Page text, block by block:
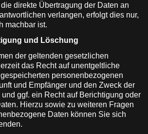
direkte Übertragung der Daten an
verlangen, erfolgt dies nur,
machbar ist.
und Löschung
der geltenden gesetzlichen
das Recht auf unentgeltliche
personenbezogenen
und Empfänger und den Zweck der
ggf. ein Recht auf Berichtigung oder
Hierzu sowie zu weiteren Fragen
Daten können Sie sich